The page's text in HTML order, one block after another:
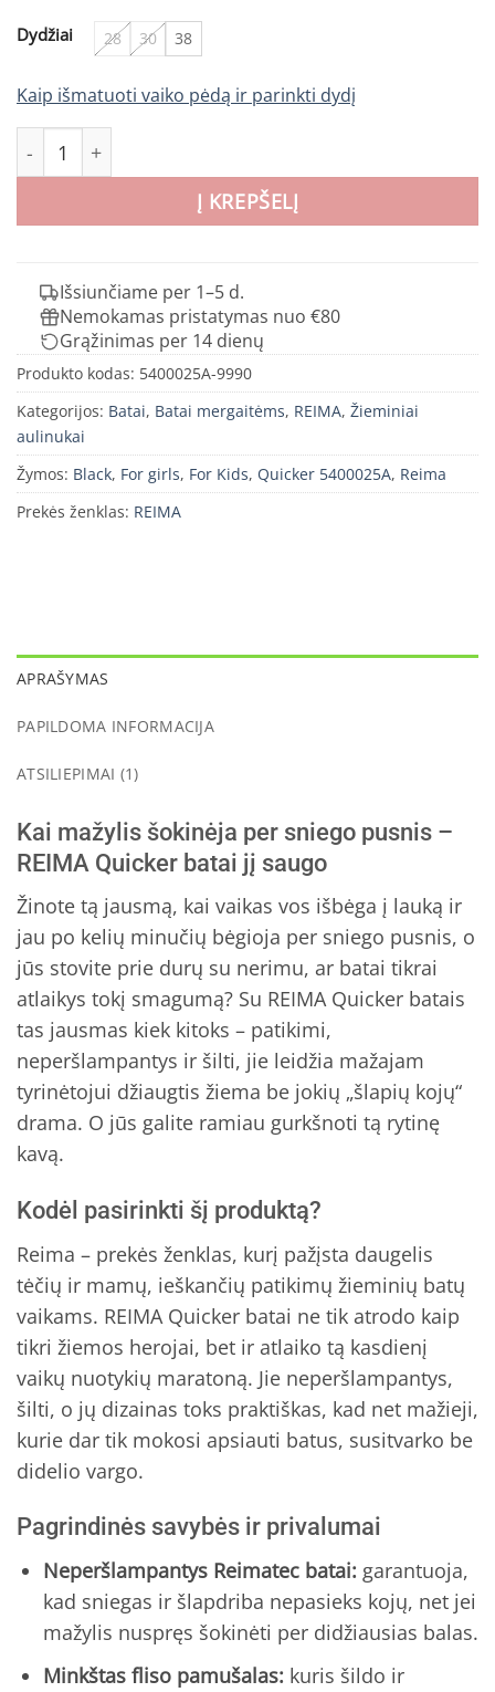
Dydžiai 28 30 38
Kaip išmatuoti vaiko pėdą ir parinkti dydį
produkto kiekis: REIMA Quicker juodi batai vaikams
Į KREPŠELĮ
Išsiunčiame per 1–5 d.
Nemokamas pristatymas nuo €80
Grąžinimas per 14 dienų
Produkto kodas: 5400025A-9990
Kategorijos: Batai, Batai mergaitėms, REIMA, Žieminiai
aulinukai
Žymos: Black, For girls, For Kids, Quicker 5400025A, Reima
Prekės ženklas: REIMA
APRAŠYMAS
PAPILDOMA INFORMACIJA
ATSILIEPIMAI (1)
Kai mažylis šokinėja per sniego pusnis –
REIMA Quicker batai jį saugo
Žinote tą jausmą, kai vaikas vos išbėga į lauką ir
jau po kelių minučių bėgioja per sniego pusnis, o
jūs stovite prie durų su nerimu, ar batai tikrai
atlaikys tokį smagumą? Su REIMA Quicker batais
tas jausmas kiek kitoks – patikimi,
neperšlampantys ir šilti, jie leidžia mažajam
tyrinėtojui džiaugtis žiema be jokių „šlapių kojų“
drama. O jūs galite ramiau gurkšnoti tą rytinę
kavą.
Kodėl pasirinkti šį produktą?
Reima – prekės ženklas, kurį pažįsta daugelis
tėčių ir mamų, ieškančių patikimų žieminių batų
vaikams. REIMA Quicker batai ne tik atrodo kaip
tikri žiemos herojai, bet ir atlaiko tą kasdienį
vaikų nuotykių maratoną. Jie neperšlampantys,
šilti, o jų dizainas toks praktiškas, kad net mažieji,
kurie dar tik mokosi apsiauti batus, susitvarko be
didelio vargo.
Pagrindinės savybės ir privalumai
Neperšlampantys Reimatec batai: garantuoja,
kad sniegas ir šlapdriba nepasieks kojų, net jei
mažylis nuspręs šokinėti per didžiausias balas.
Minkštas fliso pamušalas: kuris šildo ir